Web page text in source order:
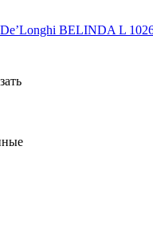
BELINDA L